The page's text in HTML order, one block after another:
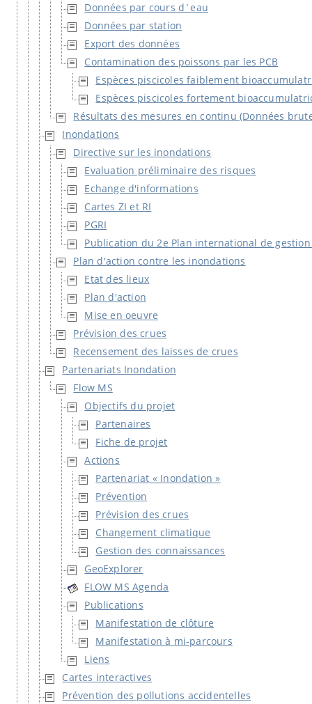
Données par cours d`eau
Données par station
Export des données
Contamination des poissons par les PCB
Espèces piscicoles faiblement
Espèces piscicoles fortement
Résultats des mesures en continu (Données
Inondations
Directive sur les inondations
Evaluation préliminaire des risques
Echange d'informations
Cartes ZI et RI
PGRI
Publication du 2e Plan international de
Plan d'action contre les inondations
Etat des lieux
Plan d'action
Mise en oeuvre
Prévision des crues
Recensement des laisses de crues
Partenariats Inondation
Flow MS
Objectifs du projet
Partenaires
Fiche de projet
Actions
Partenariat « Inondation »
Prévention
Prévision des crues
Changement climatique
Gestion des connaissances
GeoExplorer
FLOW MS Agenda
Publications
Manifestation de clôture
Manifestation à mi-parcours
Liens
Cartes interactives
Prévention des pollutions accidentelles